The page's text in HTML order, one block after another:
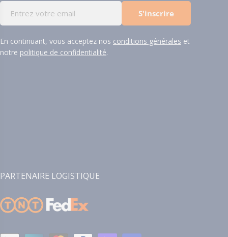
E-
mail
S'inscrire
En continuant, vous acceptez nos conditions générales et
notre politique de confidentialité.
PARTENAIRE LOGISTIQUE